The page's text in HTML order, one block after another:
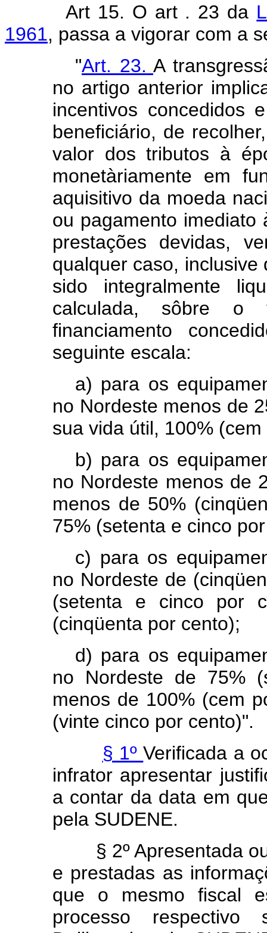
Art 15. O art . 23 da
1961, passa a vigorar com a
"Art. 23. A
no artigo anterior
incentivos concedidos
beneficiário, de
valor dos tributos à
monetàriamente em
aquisitivo da moeda
ou pagamento imediato
prestações devidas,
qualquer caso,
sido integralmente
calculada, sôbre
financiamento
seguinte escala:
a) para os
no Nordeste menos de
sua vida útil, 100%
b) para os
no Nordeste menos de
menos de 50%
75% (setenta e cinco
c) para os
no Nordeste de
(setenta e cinco por
(cinqüenta por cento);
d) para os
no Nordeste de 75%
menos de 100% (cem
(vinte cinco por cento)".
§ 1ºVerificada a
infrator apresentar
a contar da data em
pela SUDENE.
§ 2º Apresentada ou
e prestadas as
que o mesmo fiscal
processo